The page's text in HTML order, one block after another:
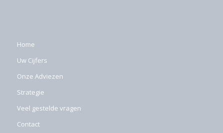
Home
Uw Cijfers
Onze Adviezen
Strategie
Veel gestelde vragen
Contact